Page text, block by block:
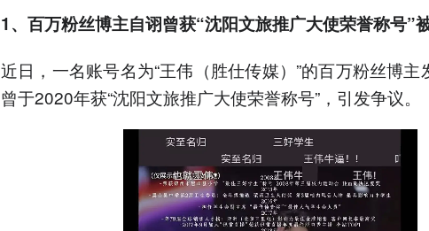
1、百万粉丝博主自诩曾获“沈阳文旅推广大使荣誉称号”
近日，一名账号名为“王伟（胜仕传媒）”的百万粉丝博
曾于2020年获“沈阳文旅推广大使荣誉称号”，引发争议。